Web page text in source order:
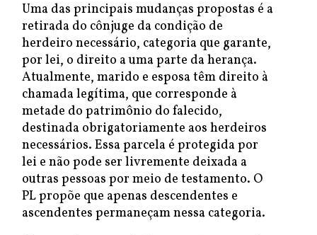
Uma das principais mudanças propostas é a
retirada do cônjuge da condição de
herdeiro necessário, categoria que garante,
por lei, o direito a uma parte da herança.
Atualmente, marido e esposa têm direito à
chamada legítima, que corresponde à
metade do patrimônio do falecido,
destinada obrigatoriamente aos herdeiros
necessários. Essa parcela é protegida por
lei e não pode ser livremente deixada a
outras pessoas por meio de testamento. O
PL propõe que apenas descendentes e
ascendentes permaneçam nessa categoria.